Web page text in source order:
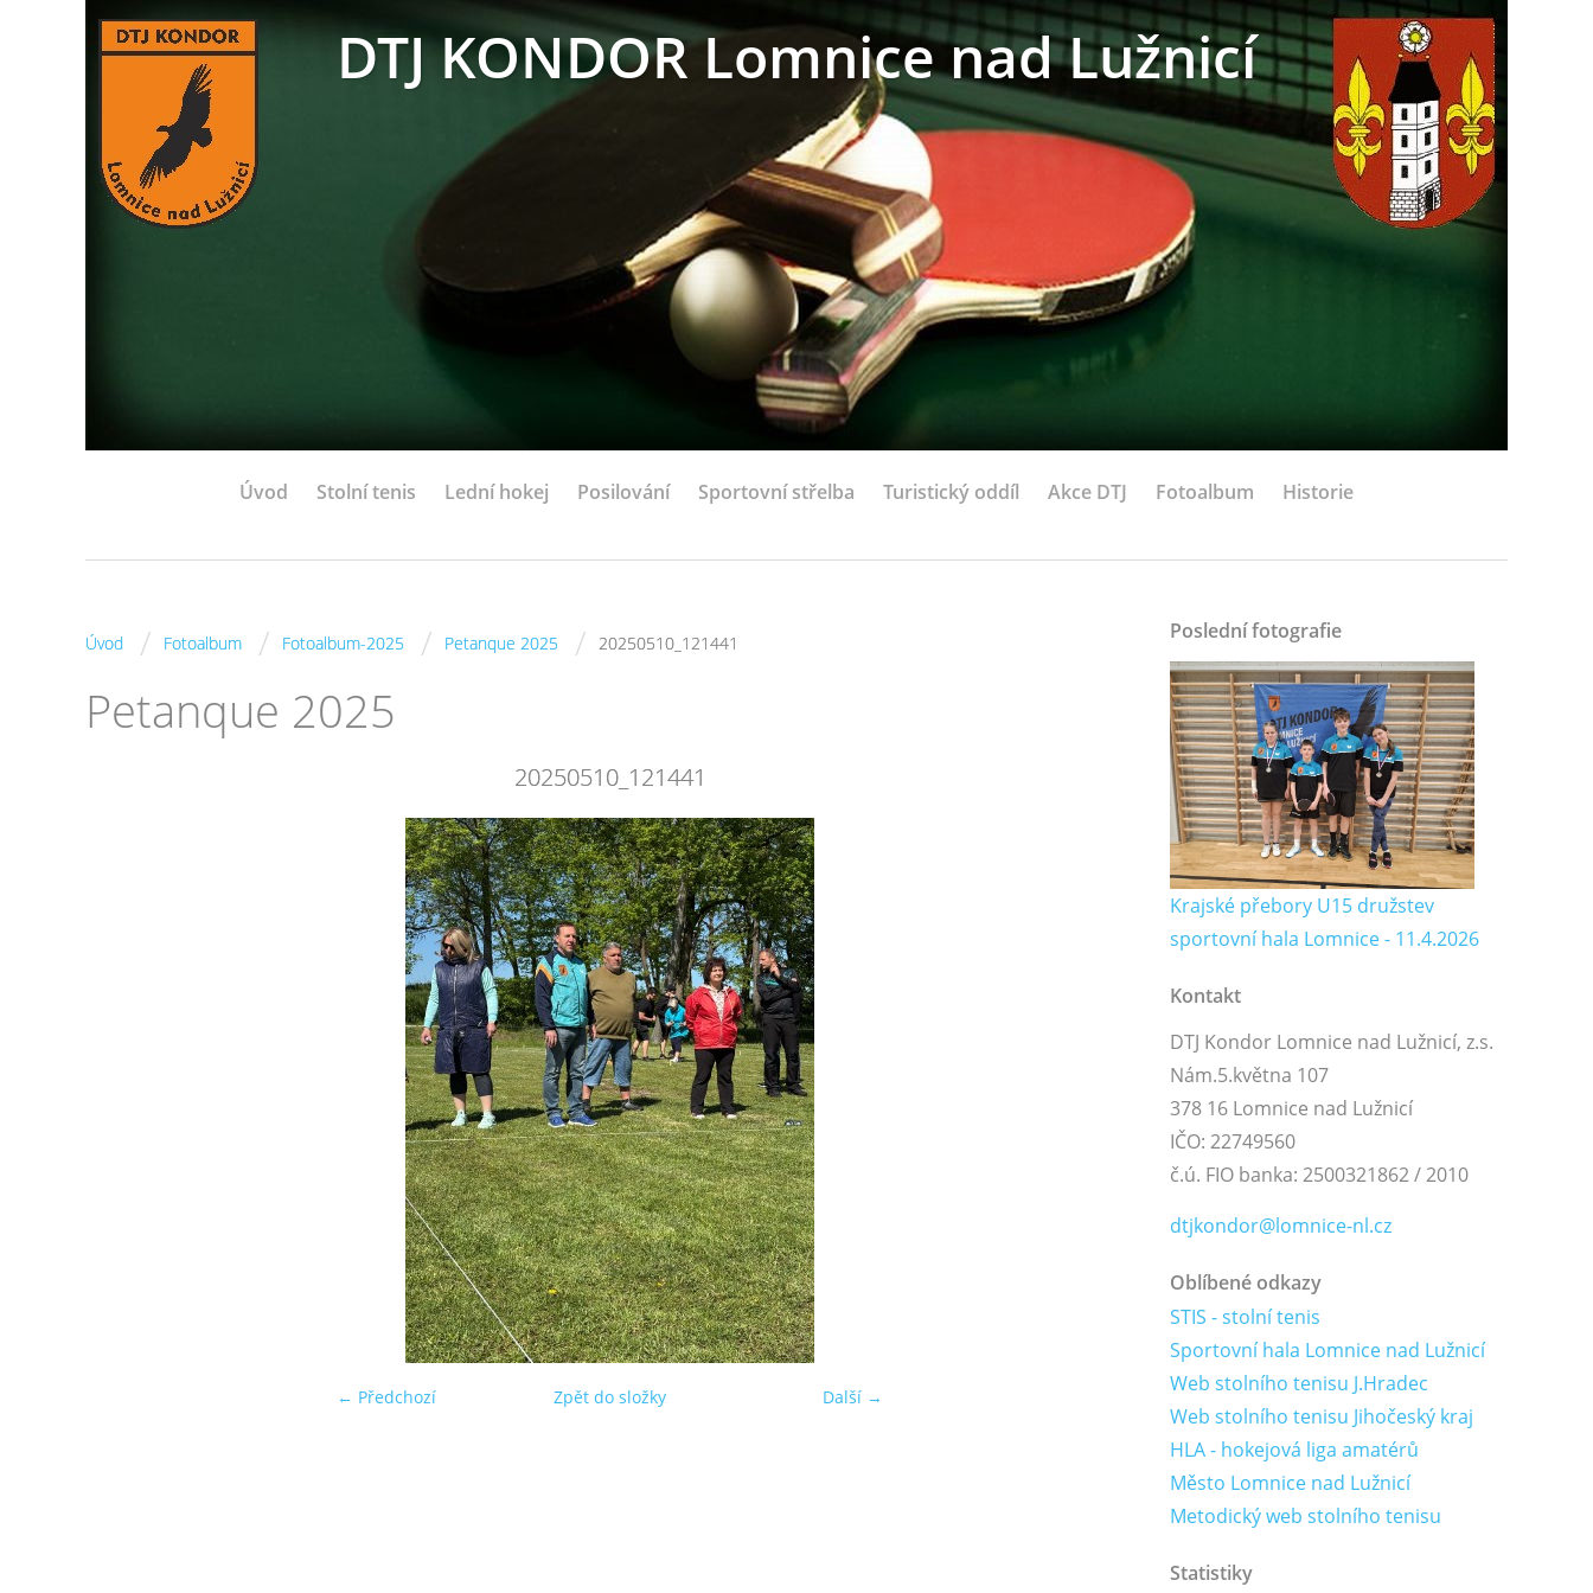
DTJ KONDOR Lomnice nad Lužnicí
Úvod Stolní tenis Lední hokej Posilování Sportovní střelba Turistický oddíl Akce DTJ Fotoalbum Historie
Úvod / Fotoalbum / Fotoalbum-2025 / Petanque 2025 / 20250510_121441
Petanque 2025
20250510_121441
← Předchozí Další →
Zpět do složky
Poslední fotografie
Krajské přebory U15 družstev
sportovní hala Lomnice - 11.4.2026
Kontakt
DTJ Kondor Lomnice nad Lužnicí, z.s.
Nám.5.května 107
378 16 Lomnice nad Lužnicí
IČO: 22749560
č.ú. FIO banka: 2500321862 / 2010
dtjkondor@lomnice-nl.cz
Oblíbené odkazy
STIS - stolní tenis
Sportovní hala Lomnice nad Lužnicí
Web stolního tenisu J.Hradec
Web stolního tenisu Jihočeský kraj
HLA - hokejová liga amatérů
Město Lomnice nad Lužnicí
Metodický web stolního tenisu
Statistiky